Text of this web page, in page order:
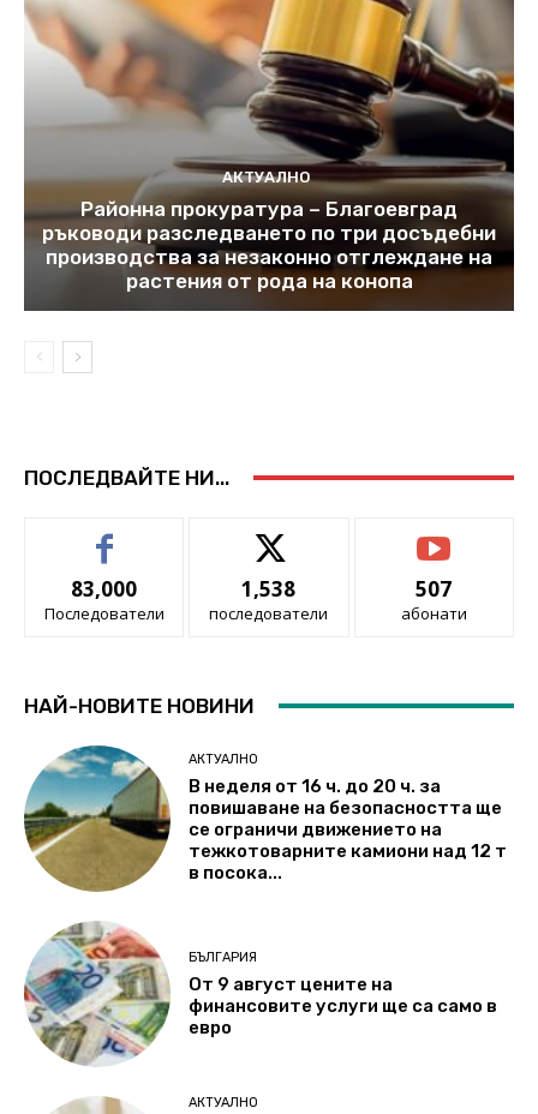
АКТУАЛНО
Районна прокуратура – Благоевград
ръководи разследването по три досъдебни
производства за незаконно отглеждане на
растения от рода на конопа
ПОСЛЕДВАЙТЕ НИ...
83,000
Последователи
1,538
последователи
507
абонати
НАЙ-НОВИТЕ НОВИНИ
АКТУАЛНО
В неделя от 16 ч. до 20 ч. за
повишаване на безопасността ще
се ограничи движението на
тежкотоварните камиони над 12 т
в посока...
БЪЛГАРИЯ
От 9 август цените на
финансовите услуги ще са само в
евро
АКТУАЛНО